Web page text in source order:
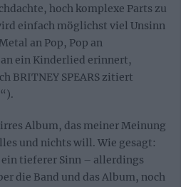
hoch komplexe Parts zu
einfach möglichst viel Unsinn
an Pop, Pop an
ein Kinderlied erinnert,
BRITNEY SPEARS zitiert
Album, das meiner Meinung
und nichts will. Wie gesagt:
tieferer Sinn – allerdings
die Band und das Album, noch